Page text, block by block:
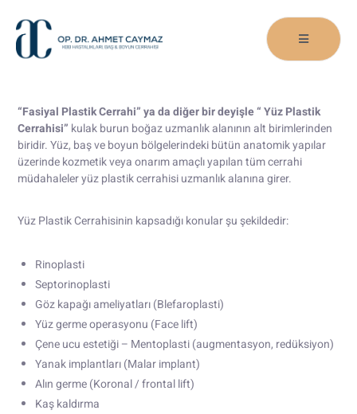
“Fasiyal Plastik Cerrahi” ya da diğer bir deyişle “ Yüz Plastik
Cerrahisi” kulak burun boğaz uzmanlık alanının alt birimlerinden
biridir. Yüz, baş ve boyun bölgelerindeki bütün anatomik yapılar
üzerinde kozmetik veya onarım amaçlı yapılan tüm cerrahi
müdahaleler yüz plastik cerrahisi uzmanlık alanına girer.
Yüz Plastik Cerrahisinin kapsadığı konular şu şekildedir:
Rinoplasti
Septorinoplasti
Göz kapağı ameliyatları (Blefaroplasti)
Yüz germe operasyonu (Face lift)
Çene ucu estetiği – Mentoplasti (augmentasyon, redüksiyon)
Yanak implantları (Malar implant)
Alın germe (Koronal / frontal lift)
Kaş kaldırma